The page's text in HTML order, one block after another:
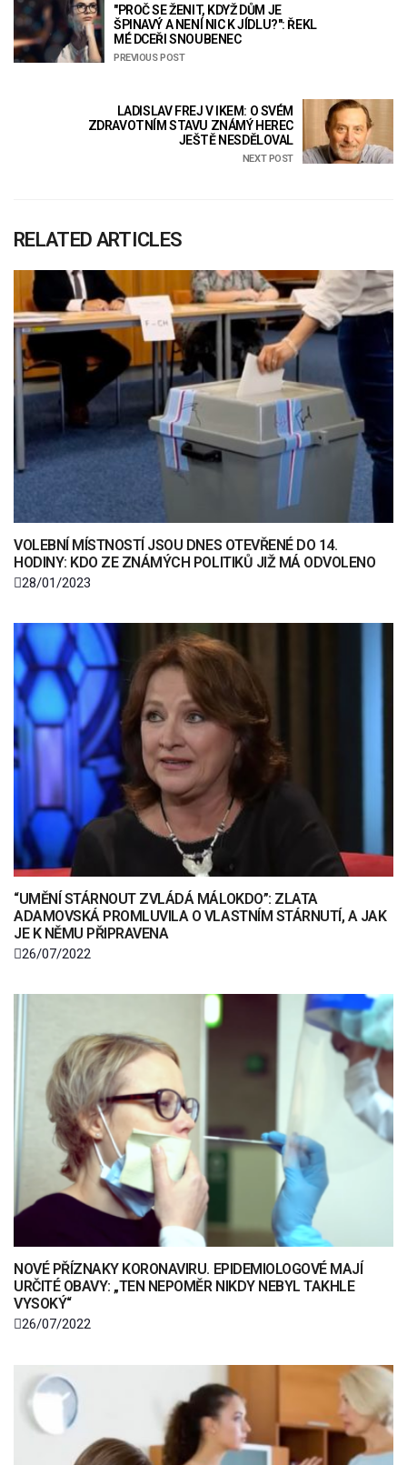
"PROČ SE ŽENIT, KDYŽ DŮM JE
ŠPINAVÝ A NENÍ NIC K JÍDLU?": ŘEKL
MÉ DCEŘI SNOUBENEC
PREVIOUS POST
LADISLAV FREJ V IKEM: O SVÉM
ZDRAVOTNÍM STAVU ZNÁMÝ HEREC
JEŠTĚ NESDĚLOVAL
NEXT POST
RELATED ARTICLES
VOLEBNÍ MÍSTNOSTÍ JSOU DNES OTEVŘENÉ DO 14.
HODINY: KDO ZE ZNÁMÝCH POLITIKŮ JIŽ MÁ ODVOLENO
28/01/2023
“UMĚNÍ STÁRNOUT ZVLÁDÁ MÁLOKDO”: ZLATA
ADAMOVSKÁ PROMLUVILA O VLASTNÍM STÁRNUTÍ, A JAK
JE K NĚMU PŘIPRAVENA
26/07/2022
NOVÉ PŘÍZNAKY KORONAVIRU. EPIDEMIOLOGOVÉ MAJÍ
URČITÉ OBAVY: „TEN NEPOMĚR NIKDY NEBYL TAKHLE
VYSOKÝ“
26/07/2022